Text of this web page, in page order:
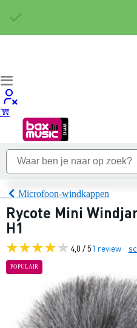
Microfoon-windkappen
Rycote Mini
H1
4,0 / 51 review
POPULAIR